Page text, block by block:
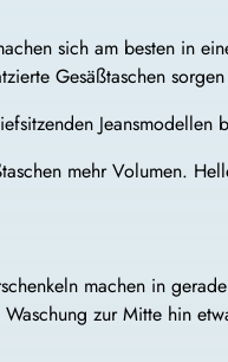
sich am besten in
Gesäßtaschen
mehr Volumen.
machen in
zur Mitte hin